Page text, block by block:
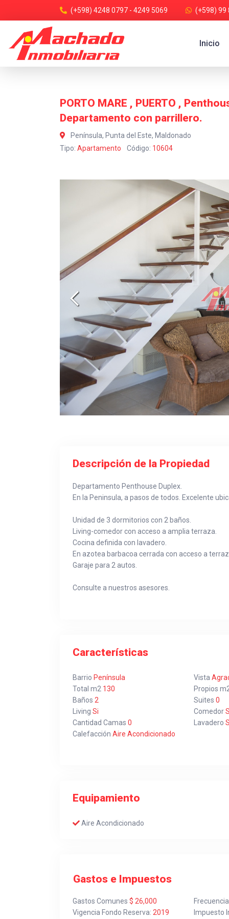
(+598) 4248 0797 - 4249 5069 (+598) 99
Inicio
PORTO MARE , PUERTO ,
Departamento con parrillero.
Península, Punta del Este, Maldonado
Tipo: Apartamento Código: 10604
Descripción de la Propiedad
Departamento Penthouse Duplex.
En la Peninsula, a pasos de todos. Excelente
Unidad de 3 dormitorios con 2 baños.
Living-comedor con acceso a amplia terraza.
Cocina definida con lavadero.
En azotea barbacoa cerrada con acceso a
Garaje para 2 autos.
Consulte a nuestros asesores.
Características
Barrio Península Vista
Total m2 130 Propios
Baños 2 Suites 0
Living Si Comedor
Cantidad Camas 0 Lavadero
Calefacción Aire Acondicionado
Equipamiento
Aire Acondicionado
Gastos e Impuestos
Gastos Comunes $ 26,000
Vigencia Fondo Reserva: 2019 Impuesto